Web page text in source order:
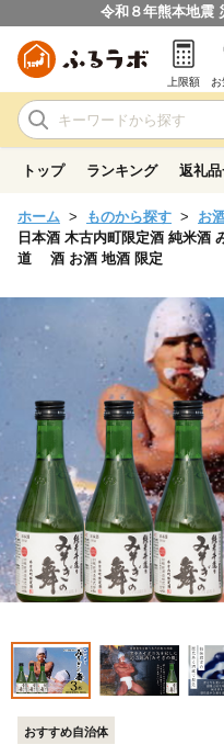
令和８年熊本地震
上限額 お
トップ ランキング 返礼
ホーム ものから探す お
日本酒 木古内町限定酒 純米酒
道 酒 お酒 地酒 限定
おすすめ自治体